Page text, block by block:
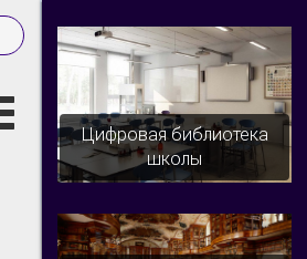
Цифровая библиотека
школы